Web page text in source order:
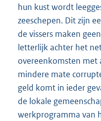
hun kust wordt
zeeschepen. Dit zijn
de vissers maken
letterlijk achter het
overeenkomsten
mindere mate
geld komt in ieder
de lokale
werkprogramma van